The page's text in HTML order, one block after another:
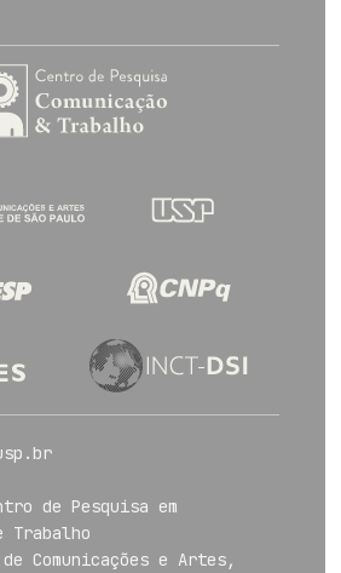
de Pesquisa em
Trabalho
de Comunicações e Artes,